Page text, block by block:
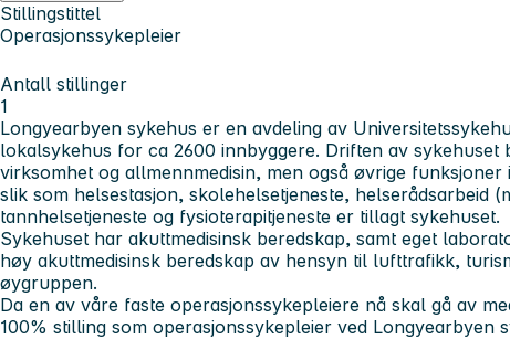
Stillingstittel
Operasjonssykepleier
Antall stillinger
1
Longyearbyen sykehus er en avdeling av
lokalsykehus for ca 2600 innbyggere. Driften av sykehuset
virksomhet og allmennmedisin, men også øvrige funksjoner
slik som helsestasjon, skolehelsetjeneste, helserådsarbeid
tannhelsetjeneste og fysioterapitjeneste er tillagt sykehuset.
Sykehuset har akuttmedisinsk beredskap, samt eget
høy akuttmedisinsk beredskap av hensyn til lufttrafikk,
øygruppen.
Da en av våre faste operasjonssykepleiere nå skal gå av
100% stilling som operasjonssykepleier ved Longyearbyen